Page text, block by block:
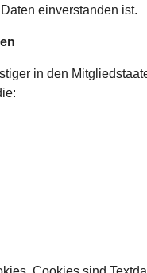
einverstanden ist.
in den